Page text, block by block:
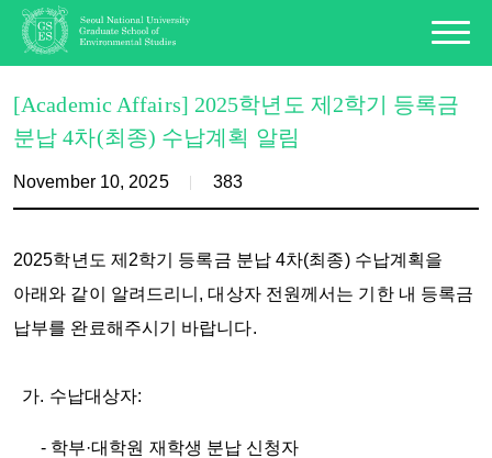
[Academic Affairs] 2025학년도 제2학기 등록금
분납 4차(최종) 수납계획 알림
November 10, 2025 383
2025학년도 제2학기 등록금 분납 4차(최종) 수납계획을
아래와 같이 알려드리니, 대상자 전원께서는 기한 내 등록금
납부를 완료해주시기 바랍니다.
가. 수납대상자:
- 학부·대학원 재학생 분납 신청자